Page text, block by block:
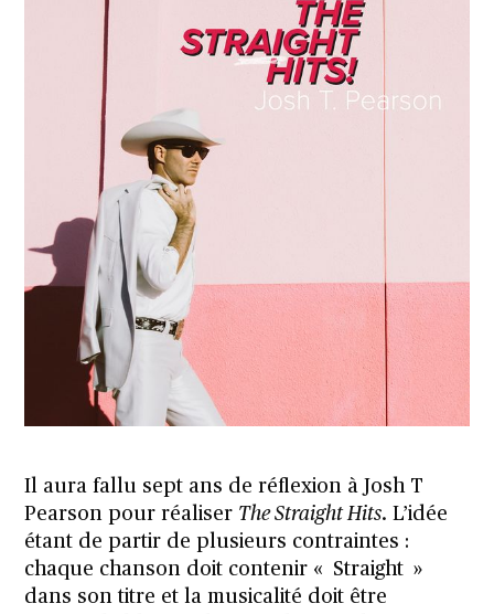
Il aura fallu sept ans de réflexion à Josh T
Pearson pour réaliser The Straight Hits. L’idée
étant de partir de plusieurs contraintes :
chaque chanson doit contenir « Straight »
dans son titre et la musicalité doit être